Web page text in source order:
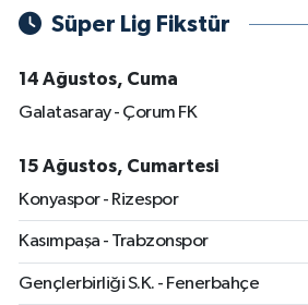
Süper Lig Fikstür
14 Ağustos, Cuma
Galatasaray - Çorum FK
15 Ağustos, Cumartesi
Konyaspor - Rizespor
Kasımpaşa - Trabzonspor
Gençlerbirliği S.K. - Fenerbahçe